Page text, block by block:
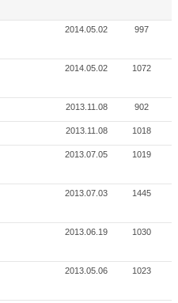
2014.05.02 997
2014.05.02 1072
2013.11.08 902
2013.11.08 1018
2013.07.05 1019
2013.07.03 1445
2013.06.19 1030
2013.05.06 1023